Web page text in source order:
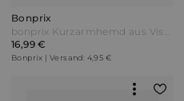
Bonprix
bonprix Kurzarmhemd aus Viskose Weiß
16,99 €
Bonprix | Versand: 4,95 €